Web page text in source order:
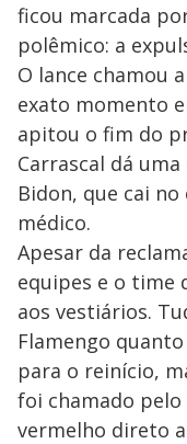
ficou marcada
polêmico: a
O lance chamou
exato momento
apitou o fim do
Carrascal dá
Bidon, que cai
médico.
Apesar da
equipes e o time
aos vestiários.
Flamengo
para o reinício,
foi chamado pelo
vermelho direto